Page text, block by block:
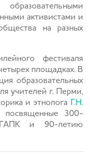
активистами и
на разных
фестиваля
площадках. В
образовательных
учителей г. Перми,
и этнолога Г.Н.
посвященные 300-
и 90-летию